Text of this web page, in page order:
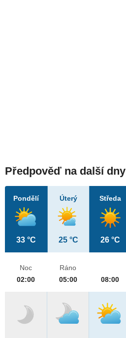
Předpověď na další dny
Pondělí
33 °C
Úterý
25 °C
Středa
26 °C
Noc
02:00
Ráno
05:00
08:00